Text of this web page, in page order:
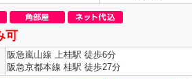
可
阪急嵐山線 上桂駅 徒歩6分
阪急京都本線 桂駅 徒歩27分